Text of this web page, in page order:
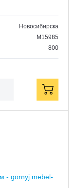
Новосибирска
M15985
800